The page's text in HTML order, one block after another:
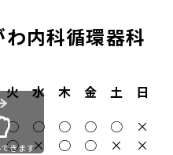
内科循環器科
火 水 木 金 土
日
○ ○ ○ ○ ○
×
○ × ○ ○ × ×
きます